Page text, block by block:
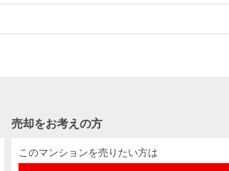
売却をお考えの方
このマンションを売りたい方は